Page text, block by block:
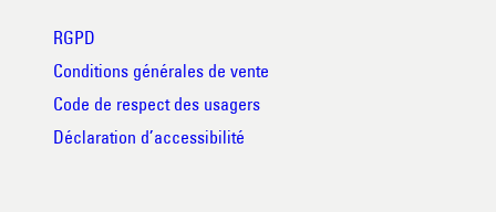
RGPD
Conditions générales de vente
Code de respect des usagers
Déclaration d’accessibilité